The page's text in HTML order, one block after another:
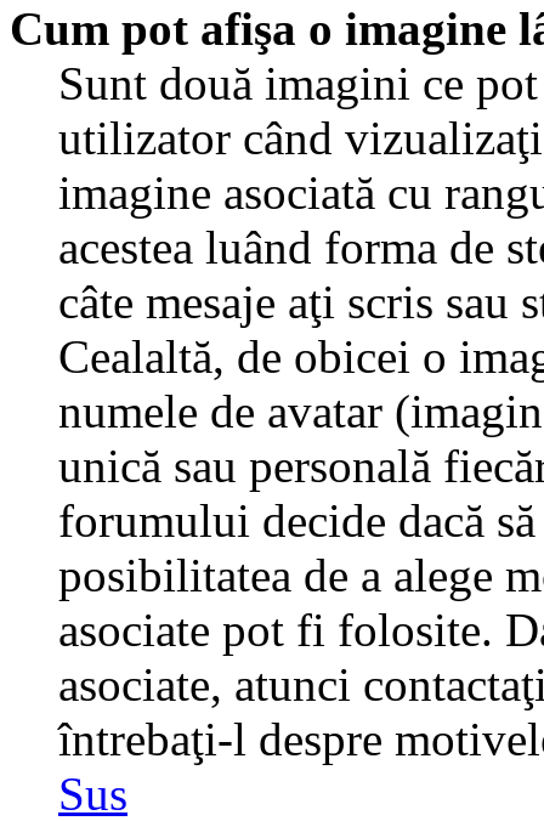
Cum pot afişa o imagine
Sunt două imagini ce
utilizator când
imagine asociată cu
acestea luând forma de
câte mesaje aţi scris sau
Cealaltă, de obicei o
numele de avatar
unică sau personală
forumului decide dacă
posibilitatea de a alege
asociate pot fi folosite.
asociate, atunci
întrebaţi-l despre
Sus